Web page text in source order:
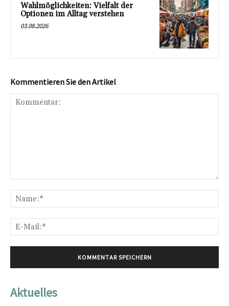
Wahlmöglichkeiten: Vielfalt der
Optionen im Alltag verstehen
03.08.2026
Kommentieren Sie den Artikel
Aktuelles